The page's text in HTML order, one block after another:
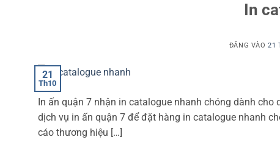
In
ĐĂNG VÀO 21
21
Th10
In ấn quận 7 nhận in catalogue nhanh chóng dành
dịch vụ in ấn quận 7 để đặt hàng in catalogue nhanh
cáo thương hiệu […]